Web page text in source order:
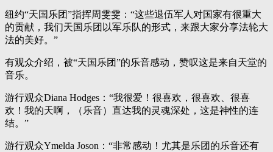
纽约“天国乐团”指挥周雯雯：“这些退伍军人对国家有很重大
的贡献，我们天国乐团以军乐队的形式，来跟大家分享法轮大
法的美好。”
有观众介绍，被“天国乐团”的乐音感动，赞叹这是来自天堂的
音乐。
游行观众Diana Hodges：“我很爱！很喜欢，很喜欢、很喜
欢！我的天啊，（乐音）直达我的灵魂深处，这是神性的连
结。”
游行观众Ymelda Joson：“非常感动！尤其是乐团的乐音还有